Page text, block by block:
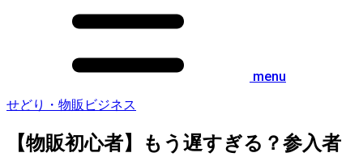
menu
せどり・物販ビジネス
【物販初心者】もう遅すぎる？参入者